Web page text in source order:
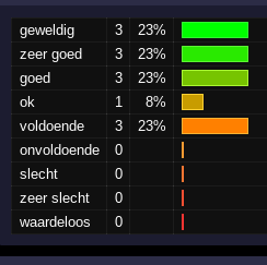
geweldig 3
23%
zeer goed
3
23%
goed
3
23%
ok
1
8%
voldoende
3
23%
onvoldoende
0
slecht
0
zeer slecht
0
waardeloos
0